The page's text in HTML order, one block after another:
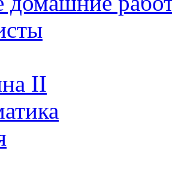
II